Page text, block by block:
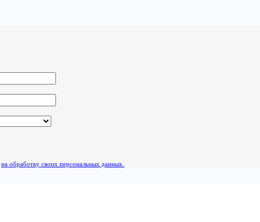
на обработку своих персональных данных.